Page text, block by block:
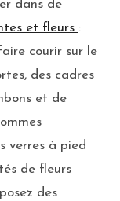
dans de
et fleurs :
courir sur le
des cadres
et de
verres à pied
de fleurs
des